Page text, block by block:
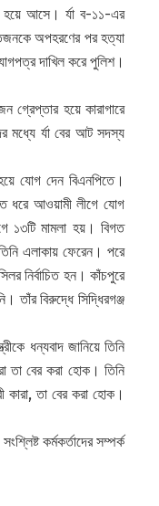
হয়ে আসে। র্যা ব-১১-এর
অপহরণের পর হত্যা
দাখিল করে পুলিশ।
হয়ে কারাগারে
মধ্যে র্যা বের আট সদস্য
যোগ দেন বিএনপিতে।
ধরে আওয়ামী লীগে যোগ
১৩টি মামলা হয়। বিগত
এলাকায় ফেরেন। পরে
নির্বাচিত হন। কাঁচপুরে
তাঁর বিরুদ্ধে সিদ্ধিরগঞ্জ
ধন্যবাদ জানিয়ে তিনি
তা বের করা হোক। তিনি
কারা, তা বের করা হোক।
কর্মকর্তাদের সম্পর্ক